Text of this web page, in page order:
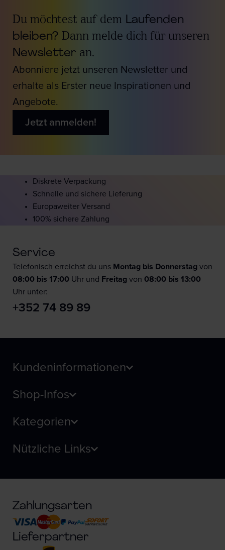
Du möchtest auf dem Laufenden
bleiben? Dann melde dich für unseren
Newsletter an.
Abonniere jetzt unseren Newsletter und
erhalte als Erster neue Inspirationen und
Angebote.
Jetzt anmelden!
Diskrete Verpackung
Schnelle und sichere Lieferung
Europaweiter Versand
100% sichere Zahlung
Service
Telefonisch erreichst du uns Montag bis Donnerstag von
08:00 bis 17:00 Uhr und Freitag von 08:00 bis 13:00
Uhr unter:
+352 74 89 89
Kundeninformationen
Shop-Infos
Kategorien
Nützliche Links
Zahlungsarten
Lieferpartner